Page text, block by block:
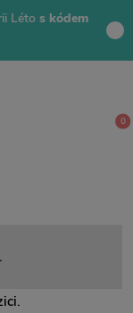
Léto s kódem
0